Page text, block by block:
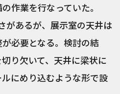
作業を行なっていた。
があるが、展示室の天井は
必要となる。検討の結
り欠いて、天井に梁状に
にめり込むような形で設